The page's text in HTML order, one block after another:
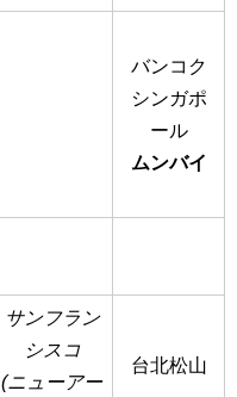
バンコク
シンガポ
ール
ムンバイ
サンフラン
シスコ
(ニューアー
台北松山